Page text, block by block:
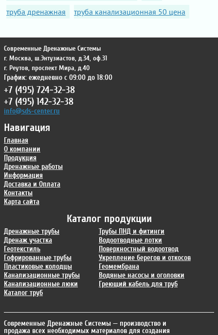
труба дренажная
труба канализационная 50 цена
Каталог продукции
Дренажные трубы
Дренаж участка
Геотекстиль
Гофрированные трубы
Пластиковые колодцы
Канализационные трубы
Канализационные люки
Каталог труб
Трубы ПНД и фитинги
Водоотводные лотки
Поверхностный водоотвод
Укрепление берегов и откосов
Геомембрана
Водяные насосы и оголовки
Греющий кабель для труб
Навигация
Главная
О компании
Продукция
Дренажные работы
Информация
Доставка и Оплата
Контакты
Карта сайта
Современные Дренажные Системы
г. Москва, ш.Энтузиастов, д.34, оф.31
г. Реутов, проспект Мира, д.40
График: ежедневно с 09:00 до 18:00
+7 (495) 724-32-38
+7 (495) 142-32-38
info@sds-center.ru
Современные Дренажные Системы — производство и
продажа всех необходимых материалов для создания